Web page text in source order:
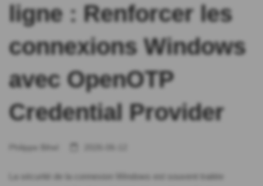
ligne : Renforcer les
connexions Windows
avec OpenOTP
Credential Provider
La sécurité de la connexion Windows est souvent traitée